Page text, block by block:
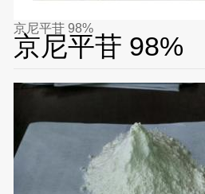
京尼平苷 98%
京尼平苷 98%